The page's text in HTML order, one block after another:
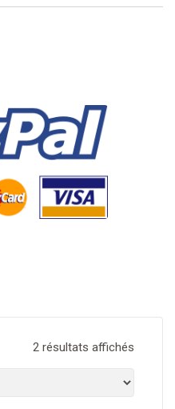
2 résultats affichés